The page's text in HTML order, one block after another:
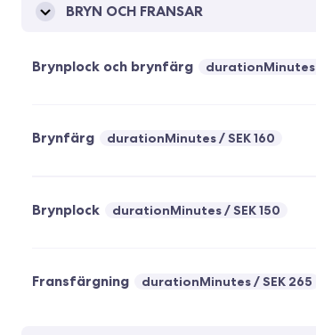
BRYN OCH FRANSAR
Brynplock och brynfärg durationMinutes
Brynfärg durationMinutes SEK 160
Brynplock durationMinutes SEK 150
Fransfärgning durationMinutes SEK 265